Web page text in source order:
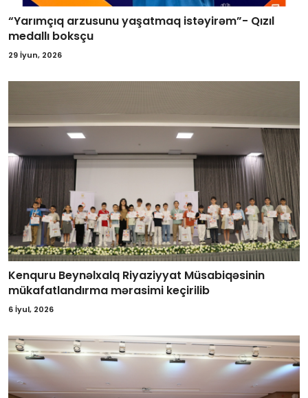
“Yarımçıq arzusunu yaşatmaq istəyirəm”- Qızıl
medallı boksçu
29 İyun, 2026
Kenquru Beynəlxalq Riyaziyyat Müsabiqəsinin
mükafatlandırma mərasimi keçirilib
6 İyul, 2026